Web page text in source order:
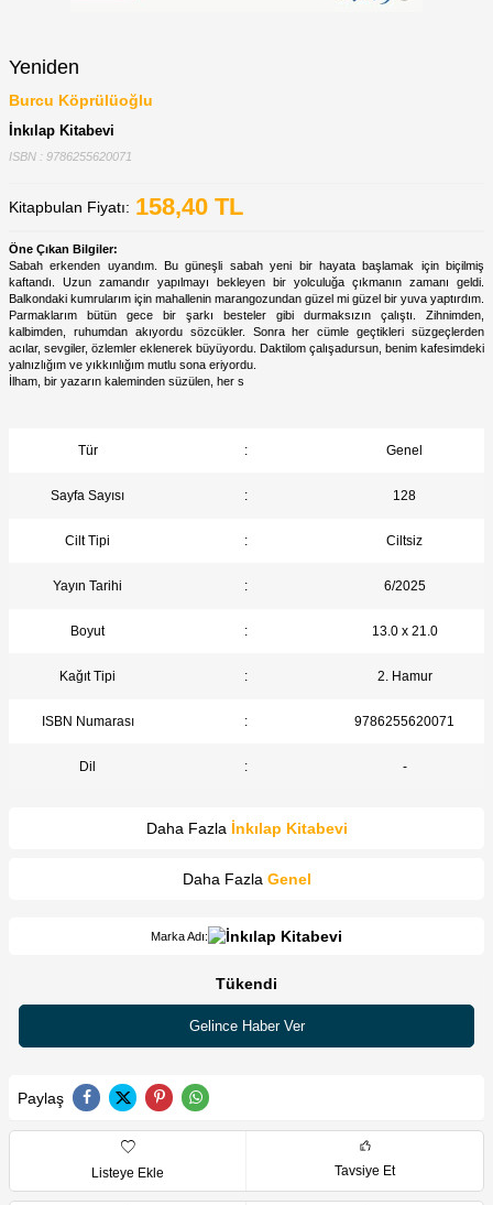
Yeniden
Burcu Köprülüoğlu
İnkılap Kitabevi
ISBN : 9786255620071
Kitapbulan Fiyatı: 158,40 TL
Öne Çıkan Bilgiler:
Sabah erkenden uyandım. Bu güneşli sabah yeni bir hayata başlamak için biçilmiş
kaftandı. Uzun zamandır yapılmayı bekleyen bir yolculuğa çıkmanın zamanı geldi.
Balkondaki kumrularım için mahallenin marangozundan güzel mi güzel bir yuva yaptırdım.
Parmaklarım bütün gece bir şarkı besteler gibi durmaksızın çalıştı. Zihnimden,
kalbimden, ruhumdan akıyordu sözcükler. Sonra her cümle geçtikleri süzgeçlerden
acılar, sevgiler, özlemler eklenerek büyüyordu. Daktilom çalışadursun, benim kafesimdeki
yalnızlığım ve yıkkınlığım mutlu sona eriyordu.
İlham, bir yazarın kaleminden süzülen, her s
Tür : Genel
Sayfa Sayısı : 128
Cilt Tipi : Ciltsiz
Yayın Tarihi : 6/2025
Boyut : 13.0 x 21.0
Kağıt Tipi : 2. Hamur
ISBN Numarası : 9786255620071
Dil : -
Daha Fazla İnkılap Kitabevi
Daha Fazla Genel
Marka Adı:
Tükendi
Gelince Haber Ver
Paylaş
Listeye Ekle Tavsiye Et